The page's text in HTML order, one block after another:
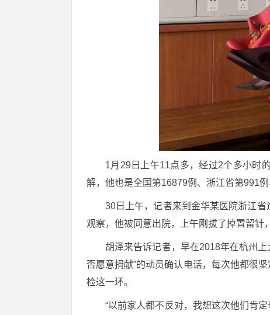
1月29日上午11点多，经过2个多小时
解，他也是全国第16879例、浙江省第991
30日上午，记者来到金华某医院浙江
观察，他被同意出院，上午刚拔了掉置留针
胡泽来告诉记者，早在2018年在杭州
否愿意捐献”的动员确认电话，每次他都很
检这一环。
“以前家人都不反对，我想这次他们肯